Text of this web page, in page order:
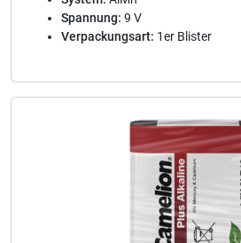
Spannung: 9 V
Verpackungsart: 1er Blister